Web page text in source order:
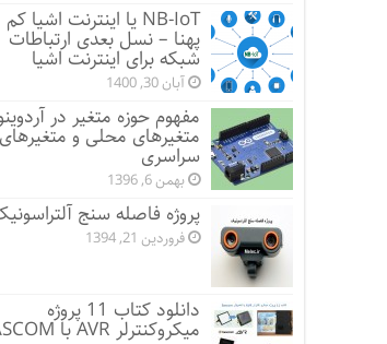
NB-IoT یا اینترنت اشیا کم
پهنا – نسل بعدی ارتباطات
شبکه برای اینترنت اشیا
آبان 30, 1400
مفهوم حوزه متغیر در
متغیرهای محلی و
سراسری
بهمن 6, 1396
پروژه فاصله سنج
فروردین 21, 1394
دانلود کتاب 11 پروژه
میکروکنترلر AVR با BASCOM